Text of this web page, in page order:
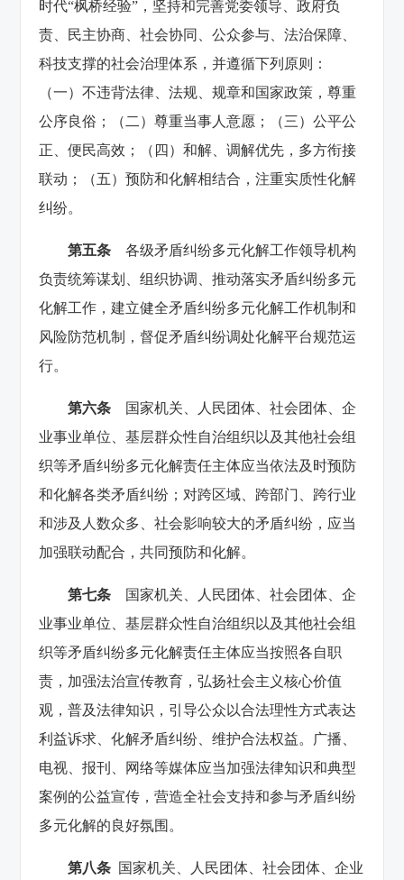
时代“枫桥经验”，坚持和完善党委领导、政府负
责、民主协商、社会协同、公众参与、法治保障、
科技支撑的社会治理体系，并遵循下列原则：
（一）不违背法律、法规、规章和国家政策，尊重
公序良俗；（二）尊重当事人意愿；（三）公平公
正、便民高效；（四）和解、调解优先，多方衔接
联动；（五）预防和化解相结合，注重实质性化解
纠纷。
第五条 各级矛盾纠纷多元化解工作领导机构
负责统筹谋划、组织协调、推动落实矛盾纠纷多元
化解工作，建立健全矛盾纠纷多元化解工作机制和
风险防范机制，督促矛盾纠纷调处化解平台规范运
行。
第六条 国家机关、人民团体、社会团体、企
业事业单位、基层群众性自治组织以及其他社会组
织等矛盾纠纷多元化解责任主体应当依法及时预防
和化解各类矛盾纠纷；对跨区域、跨部门、跨行业
和涉及人数众多、社会影响较大的矛盾纠纷，应当
加强联动配合，共同预防和化解。
第七条 国家机关、人民团体、社会团体、企
业事业单位、基层群众性自治组织以及其他社会组
织等矛盾纠纷多元化解责任主体应当按照各自职
责，加强法治宣传教育，弘扬社会主义核心价值
观，普及法律知识，引导公众以合法理性方式表达
利益诉求、化解矛盾纠纷、维护合法权益。广播、
电视、报刊、网络等媒体应当加强法律知识和典型
案例的公益宣传，营造全社会支持和参与矛盾纠纷
多元化解的良好氛围。
第八条 国家机关、人民团体、社会团体、企业